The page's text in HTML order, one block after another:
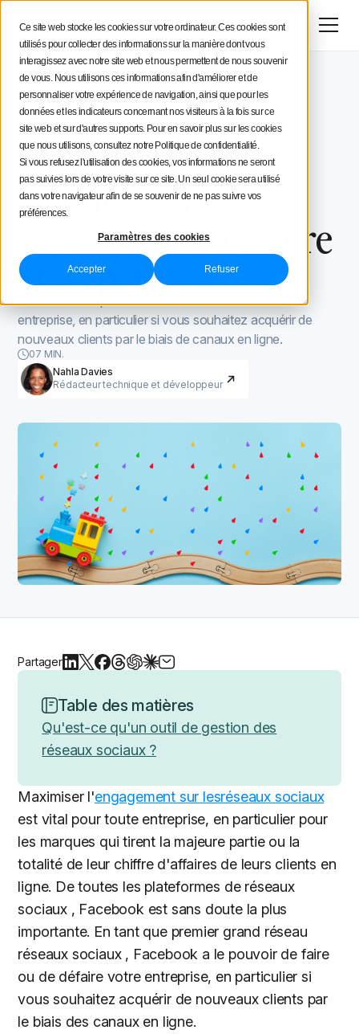
Ce site web stocke les cookies sur votre ordinateur. Ces cookies sont
utilisés pour collecter des informations sur la manière dont vous
interagissez avec notre site web et nous permettent de nous souvenir
de vous. Nous utilisons ces informations afin d'améliorer et de
personnaliser votre expérience de navigation, ainsi que pour les
données et les indicateurs concernant nos visiteurs à la fois sur ce
site web et sur d'autres supports. Pour en savoir plus sur les cookies
que nous utilisons, consultez notre Politique de confidentialité.
Si vous refusez l'utilisation des cookies, vos informations ne seront
pas suivies lors de votre visite sur ce site. Un seul cookie sera utilisé
dans votre navigateur afin de se souvenir de ne pas suivre vos
préférences.
Paramètres des cookies
Accepter Refuser
Essai gratuit
Menu
Stratégie social media
Conseils aux créateurs
Iconosquare
Blog Iconosquare Facebook pour les entreprises
Facebook pour les entreprises February 20, 2023
7 conseils pour
augmenter
l'engagement sur
Facebook pour votre
entreprise
Facebook a le pouvoir de faire ou de défaire votre
entreprise, en particulier si vous souhaitez acquérir de
nouveaux clients par le biais de canaux en ligne.
07 MIN.
Nahla Davies
Rédacteur technique et développeur
Partager
Table des matières
Qu'est-ce qu'un outil de gestion des
réseaux sociaux ?
Maximiser l'engagement sur lesréseaux sociaux
est vital pour toute entreprise, en particulier pour
les marques qui tirent la majeure partie ou la
totalité de leur chiffre d'affaires de leurs clients en
ligne. De toutes les plateformes de réseaux
sociaux , Facebook est sans doute la plus
importante. En tant que premier grand réseau
réseaux sociaux , Facebook a le pouvoir de faire
ou de défaire votre entreprise, en particulier si
vous souhaitez acquérir de nouveaux clients par
le biais des canaux en ligne.